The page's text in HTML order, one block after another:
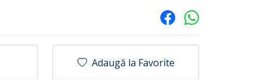
Adaugă la Favorite